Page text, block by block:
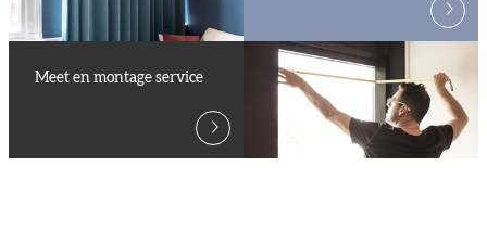
Meet en montage service